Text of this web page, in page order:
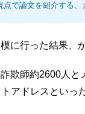
で論文を紹介する、
に行った結果、
欺師約2600人と
アドレスといっ